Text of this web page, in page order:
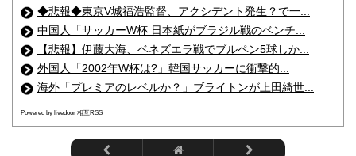
◆悲報◆東京V城福浩監督、アクシデント発生？で一...
中国人「サッカーW杯 日本紙がブラジル戦のベンチ...
【悲報】伊藤大海、ベネズエラ戦でブルペン5球しか...
外国人「2002年W杯は?」韓国サッカーに衝撃的...
海外「プレミアのレベルか？」ブライトンが上田綺世...
Powered by livedoor 相互RSS